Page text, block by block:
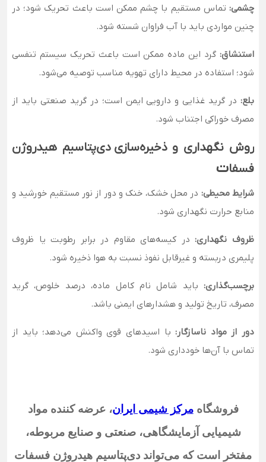
چشمی: تماس مستقیم با چشم ممکن است باعث تحریک شود؛ در
چنین مواردی باید با آب فراوان شسته شود.
استنشاق: گرد این ماده ممکن است باعث تحریک سیستم تنفسی
شود؛ استفاده در محیط دارای تهویه مناسب توصیه می‌شود.
بلع: در گرید غذایی و دارویی ایمن است؛ در گرید صنعتی باید از
مصرف خوراکی اجتناب شود.
روش نگهداری و ذخیره‌سازی دی‌پتاسیم هیدروژن
فسفات
شرایط محیطی: در محل خشک، خنک و دور از نور مستقیم خورشید و
منابع حرارت نگهداری شود.
ظروف نگهداری:در کیسه‌های مقاوم در برابر رطوبت یا ظروف
پلیمری دربسته و غیرقابل نفوذ نسبت به هوا ذخیره شود.
برچسب‌گذاری: باید شامل نام کامل ماده، درصد خلوص، گرید
مصرف، تاریخ تولید و هشدارهای ایمنی باشد.
دور از مواد ناسازگار:با اسیدهای قوی واکنش می‌دهد؛ باید از
تماس با آن‌ها خودداری شود.
فروشگاهمرکز شیمی ایران،عرضه کننده مواد
شیمیایی آزمایشگاهی، صنعتی و صنایع مربوطه،
مفتخر است که می‌تواند دی‌پتاسیم هیدروژن فسفات